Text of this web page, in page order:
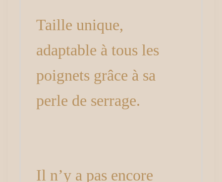
Taille unique,
adaptable à tous les
poignets grâce à sa
perle de serrage.
Il n’y a pas encore